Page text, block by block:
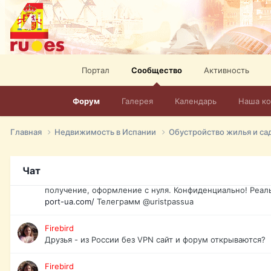
Портал Сообщество
Форум Галерея Календарь Наша
Активность
Главная Недвижимость в Испании Обустройство жилья и
Чат
спорт, HD. + Огромная видеотека + 10.000 фильмов и
сайта. Наш сайт: http://mir-tv.club/television-in-spain.html
David16
Книги
David16
Подскажите пожалуйста, как удалить свой аккаунт из
Юрист юа
получение, оформление с нуля. Конфиденциально!
port-ua.com/ Телеграмм @uristpassua
Firebird
Друзья - из России без VPN сайт и форум открываются?
Firebird